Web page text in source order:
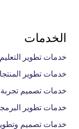
الخدمات
خدمات تطوير التعليم
خدمات تطوير
خدمات تصميم
خدمات تطوير
خدمات تصميم وتطوير